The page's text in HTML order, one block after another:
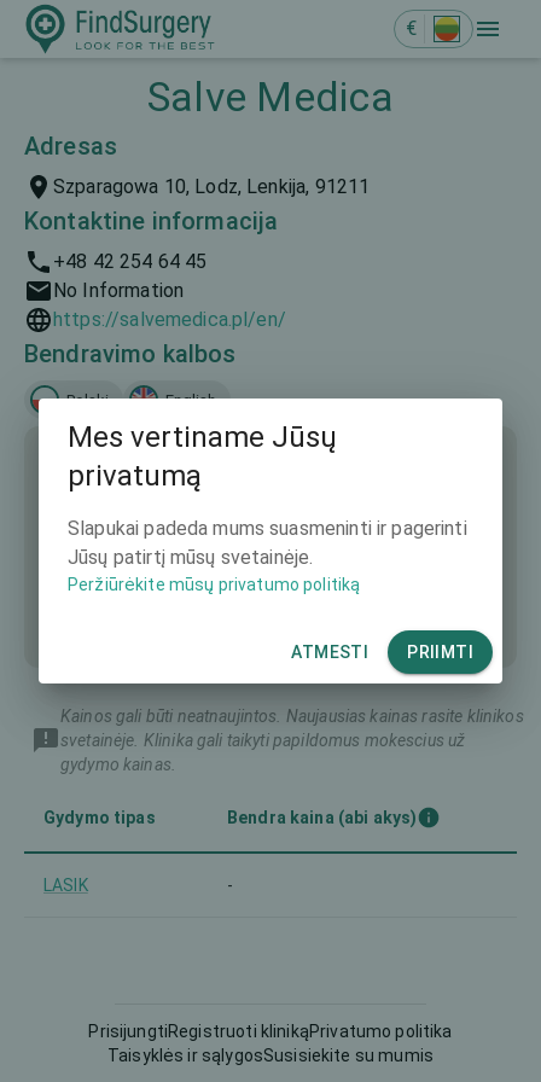
€
Salve Medica
Adresas
Szparagowa 10, Lodz, Lenkija, 91211
Kontaktine informacija
+48 42 254 64 45
No Information
https://salvemedica.pl/en/
Bendravimo kalbos
Polski English
Kainos gali būti neatnaujintos. Naujausias kainas rasite klinikos
svetainėje. Klinika gali taikyti papildomus mokescius už
gydymo kainas.
Gydymo tipas Bendra kaina (abi akys)
LASIK -
PrisijungtiRegistruoti klinikąPrivatumo politika
Taisyklės ir sąlygosSusisiekite su mumis
Mes vertiname Jūsų
privatumą
Slapukai padeda mums suasmeninti ir pagerinti
Jūsų patirtį mūsų svetainėje.
Peržiūrėkite mūsų privatumo politiką
ATMESTI PRIIMTI